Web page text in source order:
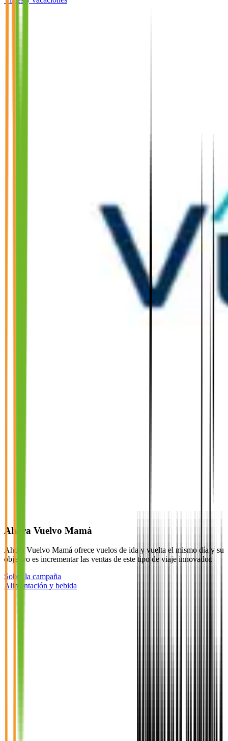
Ahora Vuelvo Mamá
Ahora Vuelvo Mamá ofrece vuelos de ida y vuelta el mismo día y su
objetivo es incrementar las ventas de este tipo de viaje innovador.
Sobre la campaña
Alimentación y bebida